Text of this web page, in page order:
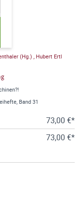
(Hg.)
Hubert Ertl
Band 31
73,00 €*
73,00 €*